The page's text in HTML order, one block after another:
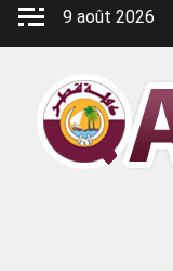
Aller
9 août 2026